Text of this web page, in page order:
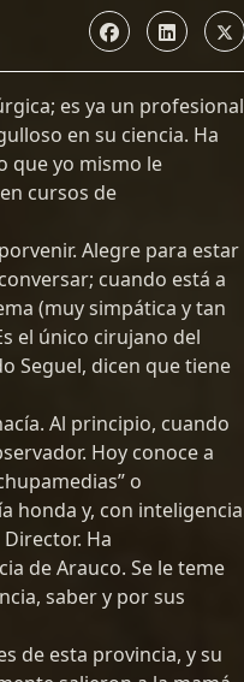
es ya un profesional
en su ciencia. Ha
que yo mismo le
cursos de
Alegre para estar
cuando está a
(muy simpática y tan
el único cirujano del
Seguel, dicen que tiene
Al principio, cuando
Hoy conoce a
o
honda y, con inteligencia
Ha
de Arauco. Se le teme
saber y por sus
de esta provincia, y su